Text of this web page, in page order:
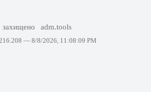
захищено adm.tools
— 8/8/2026, 11:08:09 PM